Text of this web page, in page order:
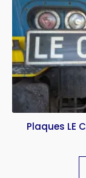
Plaques LE